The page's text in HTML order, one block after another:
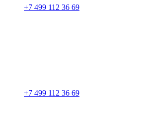
+7 499 112 36 69
+7 499 112 36 69